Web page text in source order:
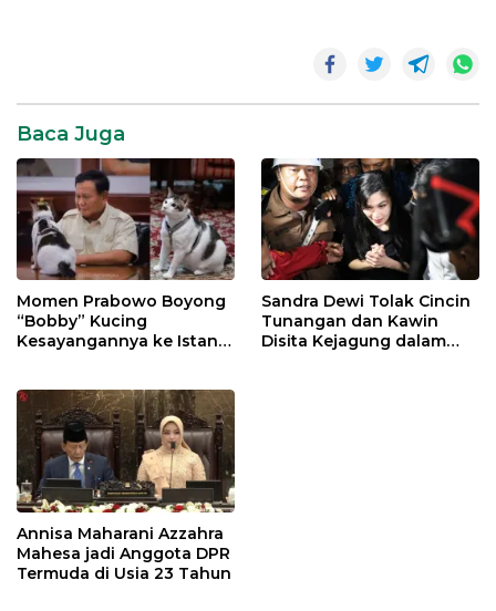
Baca Juga
Momen Prabowo Boyong
“Bobby” Kucing
Kesayangannya ke Istana
Sandra Dewi Tolak Cincin
Tunangan dan Kawin
Disita Kejagung dalam
Annisa Maharani Azzahra
Mahesa jadi Anggota DPR
Termuda di Usia 23 Tahun